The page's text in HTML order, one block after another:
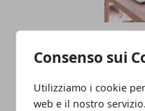
Consenso sui
Utilizziamo i cookie
web e il nostro
trasforma la tua
24/06/2025